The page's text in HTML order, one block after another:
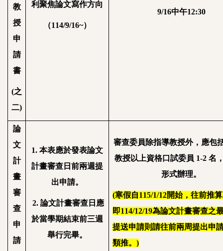
教
授
申
請
書
(之
二)
利聚焦論文寫作方向
（114/9/16~）
9/16中午12:30
論
文
計
畫
審
查
申
請
1. 本表應於發表論文
計畫審查日前兩週提
出申請。
2. 論文計畫審查日應
於當學期結束前三週
舉行完畢。
審查委員除指導教授外，應包
教授以上資格口試委員 1-2 名
形式辦理。
(寒假自115/1/12開始，往前推
即114/12/19為論文計畫審查之
提送申請則請往前兩周提出申
類推。 )